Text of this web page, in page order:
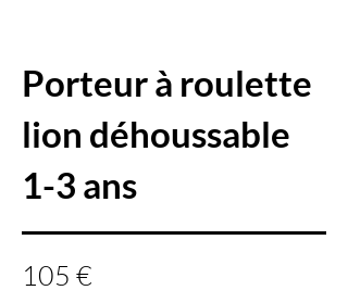
Porteur à roulette
lion déhoussable
1-3 ans
105 €